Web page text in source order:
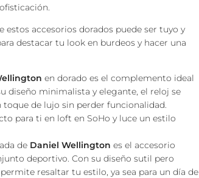
estos accesorios dorados puede ser tuyo y
destacar tu look en burdeos y hacer una
en dorado es el complemento ideal
diseño minimalista y elegante, el reloj se
de lujo sin perder funcionalidad.
para ti en loft en SoHo y luce un estilo
de Daniel Wellington es el accesorio
deportivo. Con su diseño sutil pero
resaltar tu estilo, ya sea para un día de